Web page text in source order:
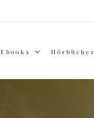
Ebooks Hörbücher